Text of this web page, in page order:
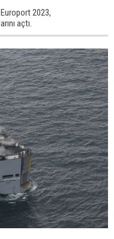
2023,
açtı.